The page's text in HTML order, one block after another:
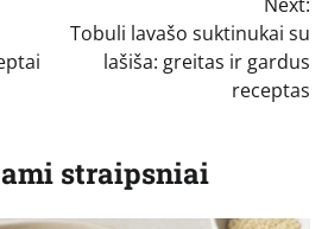
Tobuli lavašo suktinukai su
lašiša: greitas ir gardus
receptas
straipsniai